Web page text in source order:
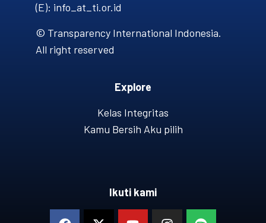
(E): info_at_ti.or.id
© Transparency International Indonesia.
All right reserved
Explore
Kelas Integritas
Kamu Bersih Aku pilih
Ikuti kami